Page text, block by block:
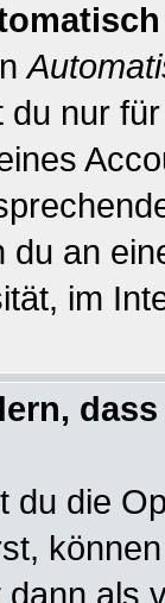
nur
du an
im
du die
als